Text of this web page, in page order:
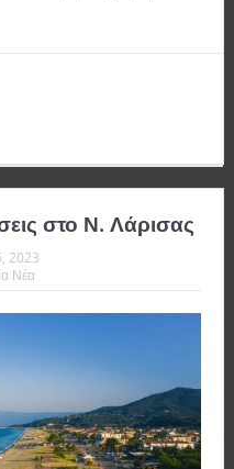
στο Ν. Λάρισας
2023
Νέα